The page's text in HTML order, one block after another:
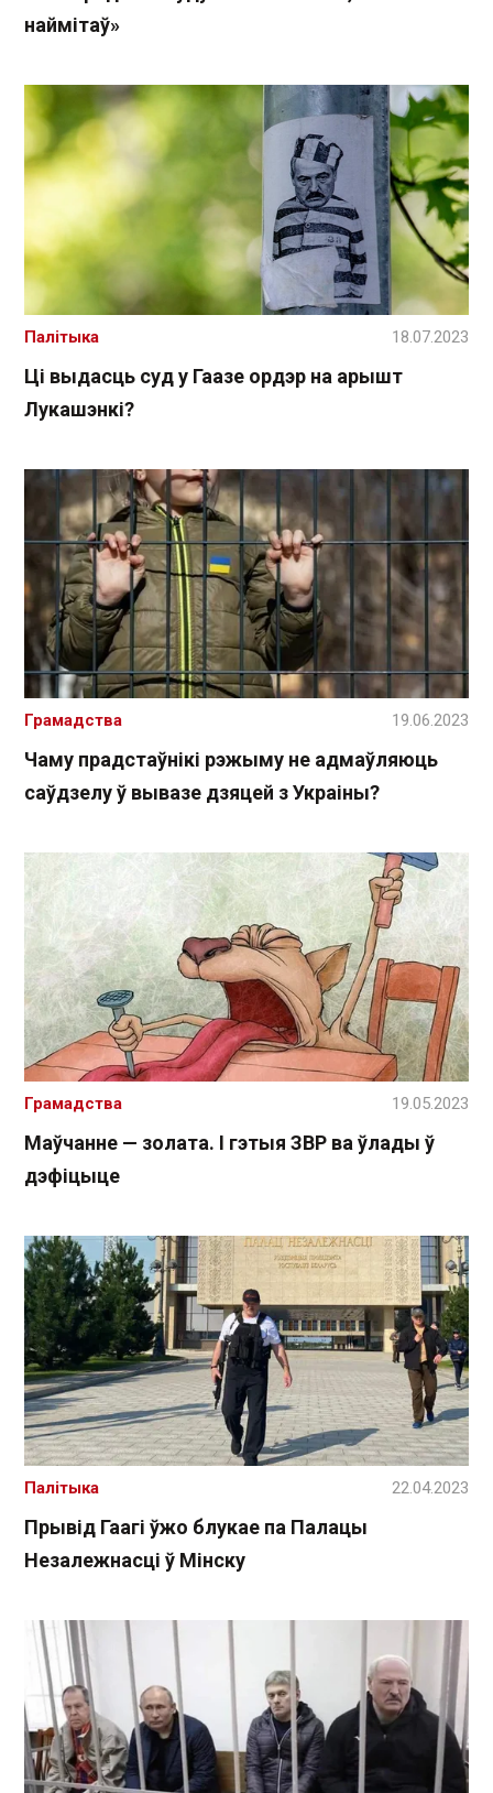
наймітаў»
Ці выдасць суд у Гаазе ордэр на арышт
Лукашэнкі?
Палітыка 18.07.2023
Чаму прадстаўнікі рэжыму не адмаўляюць
саўдзелу ў вывазе дзяцей з Украіны?
Грамадства 19.06.2023
Маўчанне — золата. І гэтыя ЗВР ва ўлады ў
дэфіцыце
Грамадства 19.05.2023
Прывід Гаагі ўжо блукае па Палацы
Незалежнасці ў Мінску
Палітыка 22.04.2023